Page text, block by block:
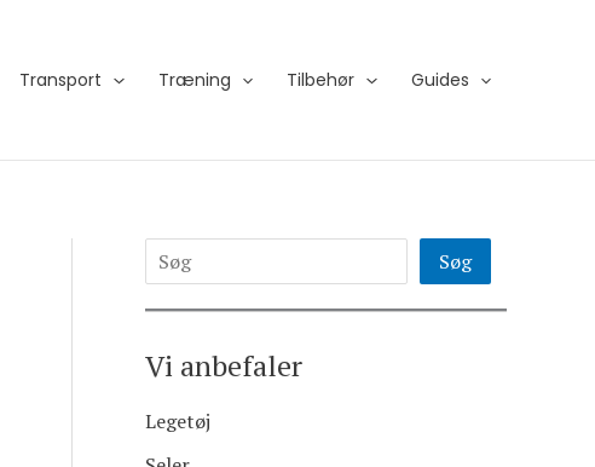
Transport Træning Tilbehør Guides
Søg
Vi anbefaler
Legetøj